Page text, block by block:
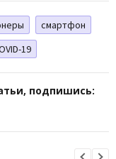
смартфон
19
подпишись: